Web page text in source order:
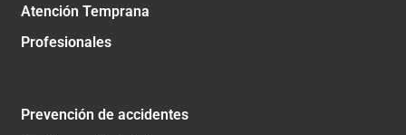
Atención Temprana
Profesionales
Prevención de accidentes